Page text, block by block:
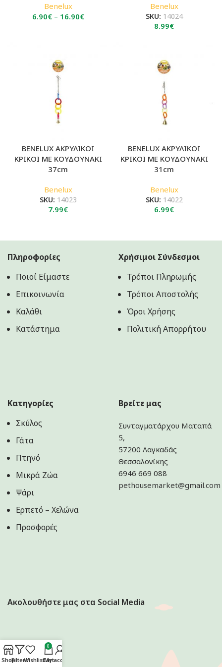
Benelux
6.90€ – 16.90€Price
Benelux
SKU: 14024
8.99€
BENELUX ΑΚΡΥΛΙΚΟΙ
ΚΡΙΚΟΙ ΜΕ ΚΟΥΔΟΥΝΑΚΙ
37cm
Benelux
SKU: 14023
7.99€
BENELUX ΑΚΡΥΛΙΚΟΙ
ΚΡΙΚΟΙ ΜΕ ΚΟΥΔΟΥΝΑΚΙ
31cm
Benelux
SKU: 14022
6.99€
Πληροφορίες
Ποιοί Είμαστε
Επικοινωνία
Καλάθι
Κατάστημα
Χρήσιμοι Σύνδεσμοι
Τρόποι Πληρωμής
Τρόποι Αποστολής
Όροι Χρήσης
Πολιτική Aπορρήτου
Κατηγορίες
Σκύλος
Γάτα
Πτηνό
Μικρά Ζώα
Ψάρι
Ερπετό – Χελώνα
Προσφορές
Βρείτε μας
Συνταγματάρχου Ματαπά
5,
57200 Λαγκαδάς
Θεσσαλονίκης
6946 669 088
pethousemarket@gmail.com
Ακολουθήστε μας στα Social Media
ShopFiltersWishlist
0
Cart
My account